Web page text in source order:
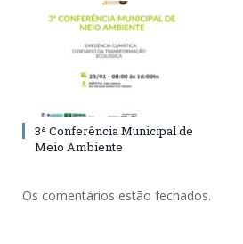
3ª Conferência Municipal de
Meio Ambiente
Os comentários estão fechados.